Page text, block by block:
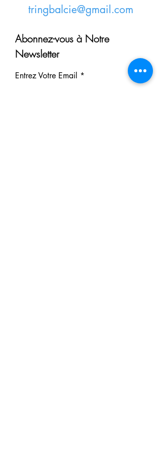
tringbalcie@gmail.com
Abonnez-vous à Notre
Newsletter
Entrez Votre Email